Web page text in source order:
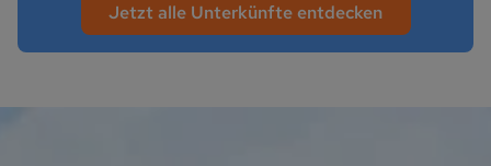
Jetzt alle Unterkünfte entdecken